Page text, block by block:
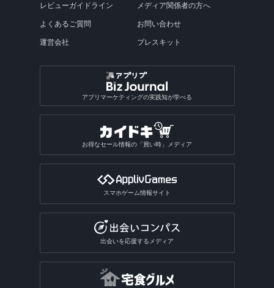
レビューガイドライン
よくあるご質問
運営会社
メディア関係者の方へ
お問い合わせ
プレスキット
アプリマーケティングの実践知が学べる
お得なセール情報の「買い時」メディア
スマホゲーム情報サイト
出会いを応援するメディア